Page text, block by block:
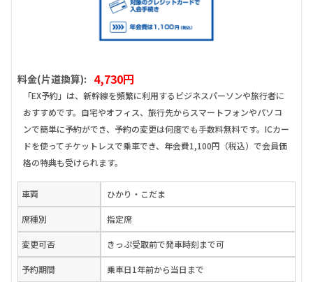
料金(片道換算): 4,730円
「EX予約」は、新幹線を頻繁に利用するビジネスパーソンや旅行者に
おすすめです。自宅やオフィス、旅行先からスマートフォンやパソコ
ンで簡単に予約ができ、予約の変更は何度でも手数料無料です。ICカー
ドを使ってチケットレスで乗車でき、年会費1,100円（税込）で会員価
格の特典も受けられます。
車両 ひかり・こだま
席種別 指定席
変更可否 きっぷ受取前で発車時刻まで可
予約期間 乗車日1年前から当日まで